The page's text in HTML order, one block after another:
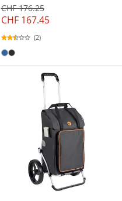
CHF 176.25
CHF 167.45
(2)